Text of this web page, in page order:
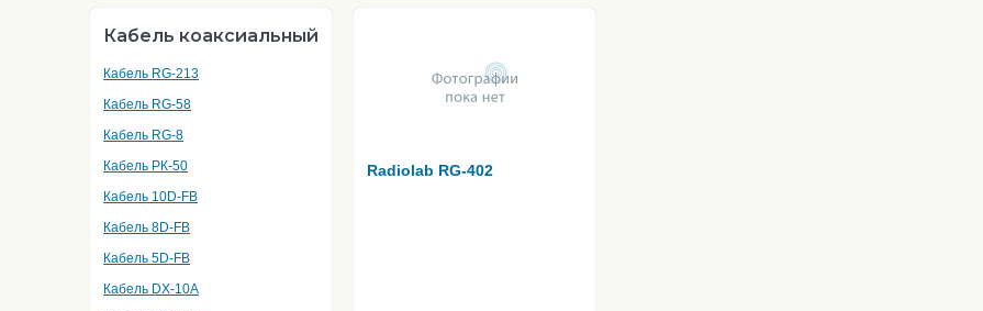
Кабель коаксиальный
Кабель RG-213
Кабель RG-58
Кабель RG-8
Кабель РК-50
Кабель 10D-FB
Кабель 8D-FB
Кабель 5D-FB
Кабель DX-10A
Radiolab RG-402